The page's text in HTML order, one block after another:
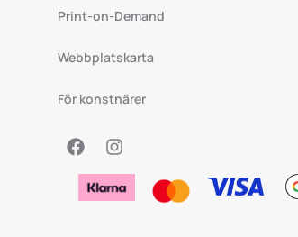
Print-on-Demand
Webbplatskarta
För konstnärer